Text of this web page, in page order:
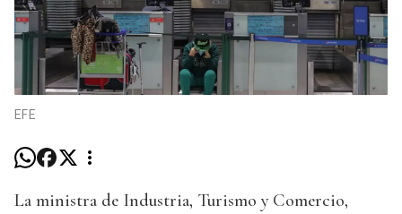
EFE
La ministra de Industria, Turismo y Comercio,